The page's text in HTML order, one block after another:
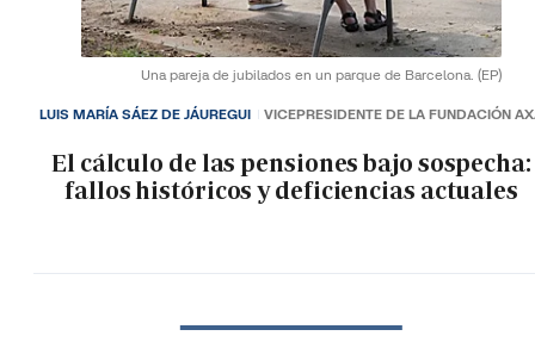
Una pareja de jubilados en un parque de Barcelona. (EP)
El cálculo de las pensiones bajo sospecha:
fallos históricos y deficiencias actuales
LUIS MARÍA SÁEZ DE JÁUREGUI VICEPRESIDENTE DE LA FUNDACIÓN